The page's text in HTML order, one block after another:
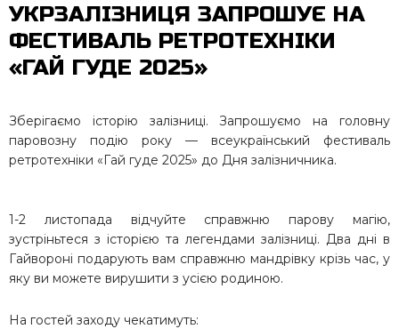
УКРЗАЛІЗНИЦЯ ЗАПРОШУЄ НА
ФЕСТИВАЛЬ РЕТРОТЕХНІКИ
«ГАЙ ГУДЕ 2025»
Зберігаємо історію залізниці. Запрошуємо на головну
паровозну подію року — всеукраїнський фестиваль
ретротехніки «Гай гуде 2025» до Дня залізничника.
1-2 листопада відчуйте справжню парову магію,
зустріньтеся з історією та легендами залізниці. Два дні в
Гайвороні подарують вам справжню мандрівку крізь час, у
яку ви можете вирушити з усією родиною.
На гостей заходу чекатимуть: